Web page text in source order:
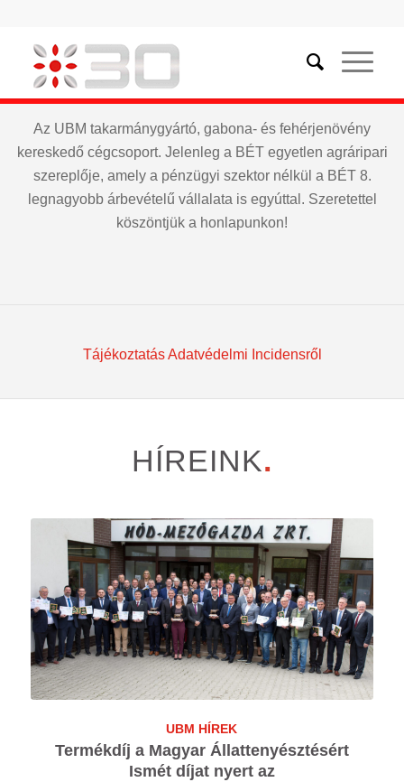
Az UBM takarmánygyártó, gabona- és fehérjenövény
kereskedő cégcsoport. Jelenleg a BÉT egyetlen agráripari
szereplője, amely a pénzügyi szektor nélkül a BÉT 8.
legnagyobb árbevételű vállalata is egyúttal. Szeretettel
köszöntjük a honlapunkon!
Tájékoztatás Adatvédelmi Incidensről
HÍREINK.
UBM HÍREK
Termékdíj a Magyar Állattenyésztésért
Ismét díjat nyert az